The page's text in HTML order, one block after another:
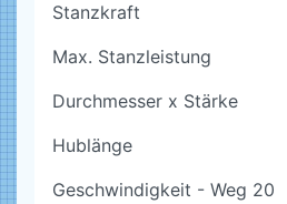
Stanzkraft
Max. Stanzleistung
Durchmesser x Stärke
Hublänge
Geschwindigkeit - Weg 20